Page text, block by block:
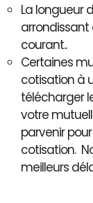
La longueur
arrondissant
courant..
Certaines
cotisation à
télécharger
votre
parvenir
cotisation.
meilleurs